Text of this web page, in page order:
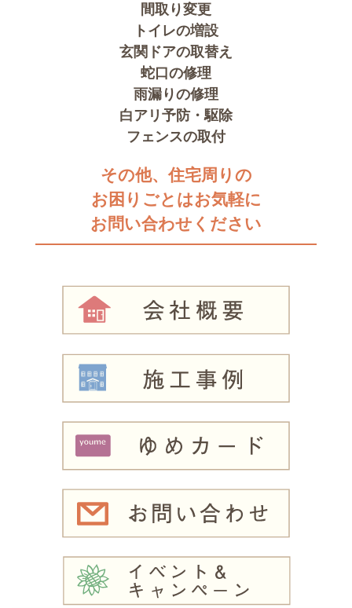
間取り変更
トイレの増設
玄関ドアの取替え
蛇口の修理
雨漏りの修理
白アリ予防・駆除
フェンスの取付
その他、住宅周りの
お困りごとはお気軽に
お問い合わせください